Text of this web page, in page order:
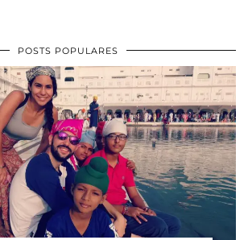
POSTS POPULARES